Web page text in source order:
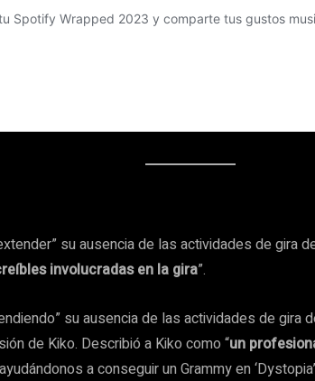
su ausencia de las actividades de gira
involucradas en la gira”.
su ausencia de las actividades de gira
de Kiko. Describió a Kiko como “un
a conseguir un Grammy en